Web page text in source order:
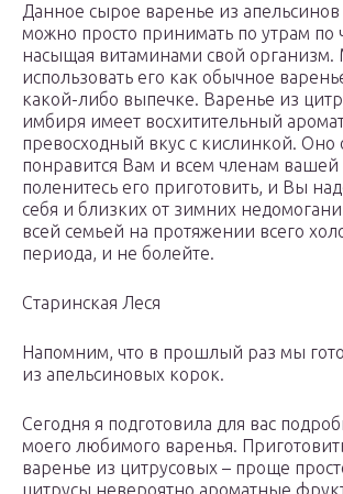
Данное сырое варенье из
можно просто принимать по утрам по
насыщая витаминами свой
использовать его как обычное
какой-либо выпечке. Варенье из
имбиря имеет восхитительный
превосходный вкус с кислинкой. Оно
понравится Вам и всем членам вашей
поленитесь его приготовить, и Вы
себя и близких от зимних
всей семьей на протяжении всего
периода, и не болейте.
Старинская Леся
Напомним, что в прошлый раз мы
из апельсиновых корок.
Сегодня я подготовила для вас
моего любимого варенья.
варенье из цитрусовых – проще
цитрусы невероятно ароматные